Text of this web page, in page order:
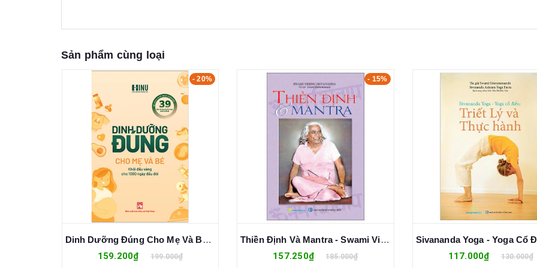
Sản phẩm cùng loại
- 15%
Thiền Định Và Mantra - Swami Vishnu-Devananda
157.250₫ 185.000₫
- 10%
Sivananda Yoga - Yoga Cổ Điển - Triết Lý Và Thực Hành
117.000₫ 130.000₫ 108.800₫ 128.000₫